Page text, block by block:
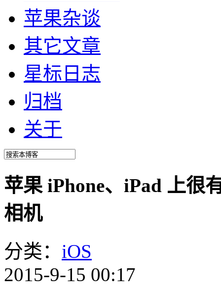
苹果杂谈
其它文章
星标日志
归档
关于
苹果 iPhone、iPad 上很
相机
分类： iOS
2015-9-15 00:17